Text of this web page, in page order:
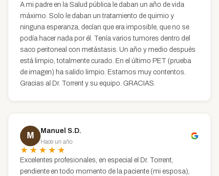
A mi padre en la Salud pública le daban un año de vida
máximo. Solo le daban un tratamiento de quimio y
ninguna esperanza, decían que era imposible, que no se
podía hacer nada por él. Tenía varios tumores dentro del
saco peritoneal con metástasis. Un año y medio después
está limpio, totalmente curado. En el último PET (prueba
de imagen) ha salido limpio. Estamos muy contentos.
Gracias al Dr. Torrent y su equipo. GRACIAS.
M
Manuel S.D.
Hace un año
★★★★★
Excelentes profesionales, en especial el Dr. Torrent,
pendiente en todo momento de la paciente (mi esposa),